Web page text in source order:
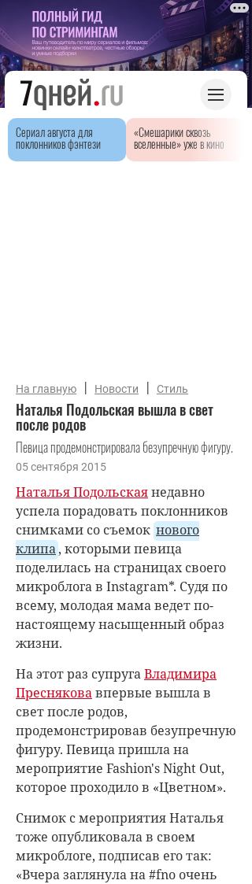
Сериал августа для
поклонников фэнтези
«Смешарики сквозь
вселенные» уже в кино
На главную | Новости | Стиль
Наталья Подольская вышла в свет
после родов
Певица продемонстрировала безупречную фигуру.
05 сентября 2015
Наталья Подольскаянедавно
успела порадовать поклонников
снимками со съемок нового
клипа, которыми певица
поделилась на страницах своего
микроблога в Instagram*. Судя по
всему, молодая мама ведет по-
настоящему насыщенный образ
жизни.
На этот раз супругаВладимира
Пресняковавпервые вышла в
свет после родов,
продемонстрировав безупречную
фигуру. Певица пришла на
мероприятие Fashion's Night Out,
которое проходило в «Цветном».
Снимок с мероприятия Наталья
тоже опубликовала в своем
микроблоге, подписав его так:
«Вчера заглянула на #fno очень